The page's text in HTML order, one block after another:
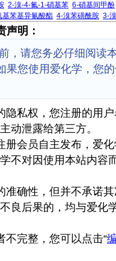
2-溴-4-氟-1-硝基苯 6-硝基间甲酚
基苯基异氰酸酯 4-溴苯磺酰胺 3-
明：
，请您务必仔细阅读
果您使用爱化学，您
隐私权，您注册的用
动泄露给第三方。
册会员自主发布，爱
不对因使用本站内容
准确性，但并不承诺
良后果的，均与爱化
不完整，您可以点击“